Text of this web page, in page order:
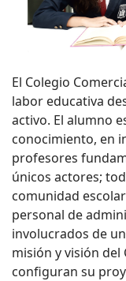
El Colegio
labor educativa
activo. El alumno
conocimiento, en
profesores
únicos actores;
comunidad
personal de
involucrados de
misión y visión del
configuran su